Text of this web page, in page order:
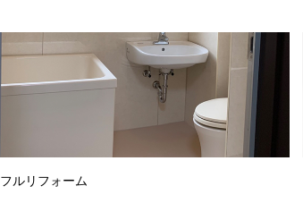
フルリフォーム